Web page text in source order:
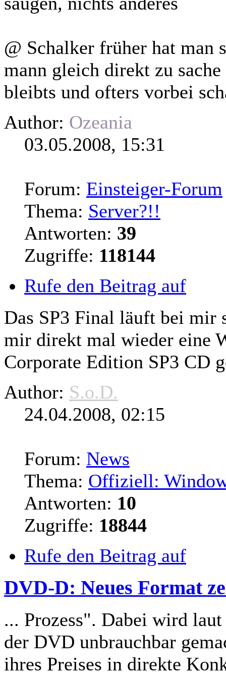
@ Schalker früher hat man
mann gleich direkt zu sache
bleibts und ofters vorbei
Author: Ozeania
03.05.2008, 15:31
Forum: Einsteiger-Forum
Thema: Server?!!
Antworten: 39
Zugriffe: 118144
Rufe den Beitrag auf
Das SP3 Final läuft bei mir
mir direkt mal wieder eine
Corporate Edition SP3 CD
Author: S.o.D.
24.04.2008, 02:15
Forum: News
Thema: Offiziell:
Antworten: 10
Zugriffe: 18844
Rufe den Beitrag auf
DVD-D: Neues Format
... Prozess". Dabei wird
der DVD unbrauchbar
ihres Preises in direkte